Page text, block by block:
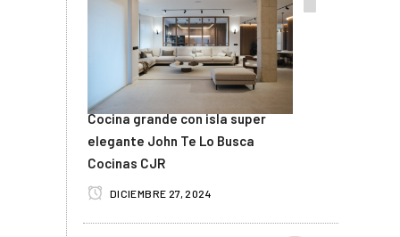
Cocina grande con isla super
elegante John Te Lo Busca
Cocinas CJR
DICIEMBRE 27, 2024